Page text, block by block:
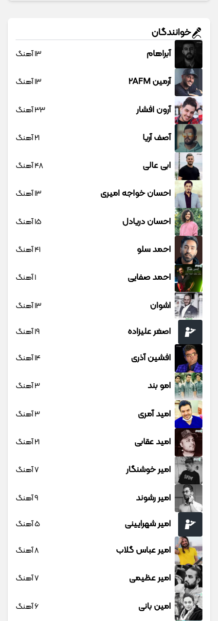
خوانندگان
آبراهام 13 آهنگ
آرمین 2AFM 13 آهنگ
آرون افشار 33 آهنگ
آصف آریا 21 آهنگ
ابی عالی 48 آهنگ
احسان خواجه امیری 13 آهنگ
احسان دریادل 15 آهنگ
احمد سلو 41 آهنگ
احمد صفایی 1 آهنگ
اشوان 13 آهنگ
اصغر علیزاده 19 آهنگ
افشین آذری 14 آهنگ
امو بند 3 آهنگ
امید آمری 3 آهنگ
امید عقابی 21 آهنگ
امیر خوشنگار 7 آهنگ
امیر رشوند 9 آهنگ
امیر شهرایینی 5 آهنگ
امیر عباس گلاب 8 آهنگ
امیر عظیمی 7 آهنگ
امین بانی 6 آهنگ